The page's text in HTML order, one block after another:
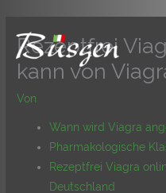
springen
Rezeptfrei
kann von
Von
Wann wird Viagra
Pharmakologische
Rezeptfrei Viagra
Deutschland